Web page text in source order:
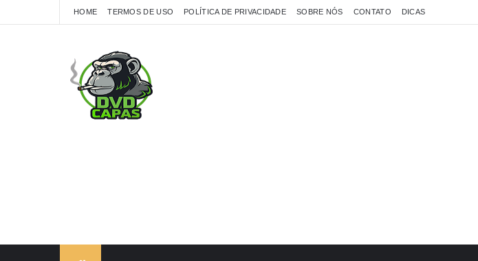
HOME TERMOS DE USO POLÍTICA DE PRIVACIDADE SOBRE NÓS CONTATO DICAS